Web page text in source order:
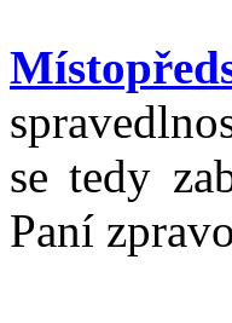
se tedy
Paní